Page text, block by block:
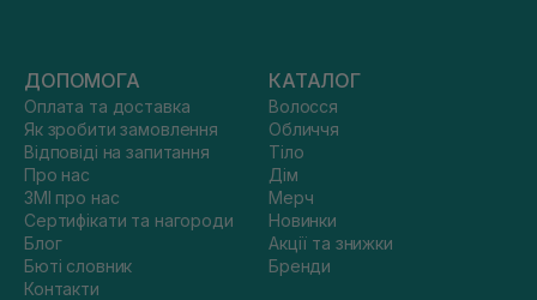
ДОПОМОГА
Оплата та доставка
Як зробити замовлення
Відповіді на запитання
Про нас
ЗМІ про нас
Сертифікати та нагороди
Блог
Бюті словник
Контакти
КАТАЛОГ
Волосся
Обличчя
Тіло
Дім
Мерч
Новинки
Акції та знижки
Бренди